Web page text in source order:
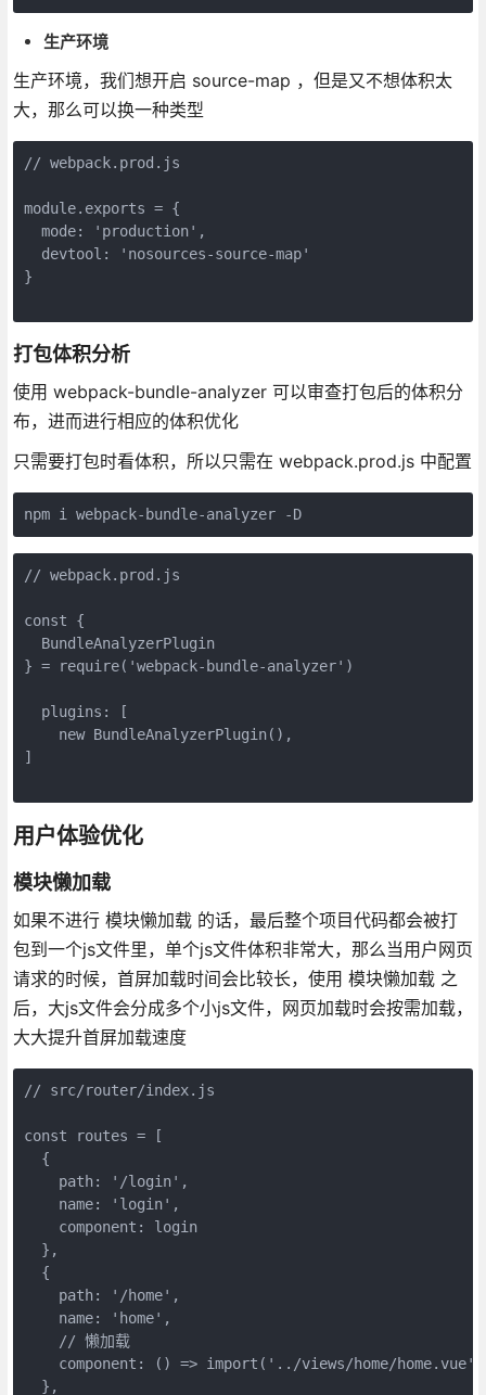
生产环境
生产环境，我们想开启 source-map ，但是又不想体积太
大，那么可以换一种类型
// webpack.prod.js
module.exports = {
  mode: 'production',
  devtool: 'nosources-source-map'
}
打包体积分析
使用 webpack-bundle-analyzer 可以审查打包后的体积分
布，进而进行相应的体积优化
只需要打包时看体积，所以只需在 webpack.prod.js 中配置
npm i webpack-bundle-analyzer -D
// webpack.prod.js
const {
  BundleAnalyzerPlugin
} = require('webpack-bundle-analyzer')
  plugins: [
    new BundleAnalyzerPlugin(),
]
用户体验优化
模块懒加载
如果不进行 模块懒加载 的话，最后整个项目代码都会被打
包到一个js文件里，单个js文件体积非常大，那么当用户网页
请求的时候，首屏加载时间会比较长，使用 模块懒加载 之
后，大js文件会分成多个小js文件，网页加载时会按需加载，
大大提升首屏加载速度
// src/router/index.js
const routes = [
  {
    path: '/login',
    name: 'login',
    component: login
  },
  {
    path: '/home',
    name: 'home',
    // 懒加载
component: () => import('../views/home/
  },